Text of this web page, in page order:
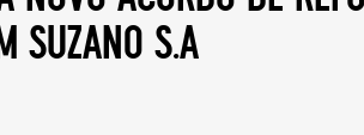
suzano s.a